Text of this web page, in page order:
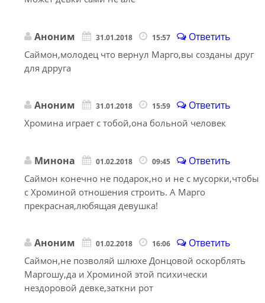
Аноним 31.01.2018 15:57 Ответить
Саймон,молодец что вернул Марго,вы созданы друг
для дрруга
Аноним 31.01.2018 15:59 Ответить
Хромина играет с тобой,она больной человек
Минона 01.02.2018 09:45 Ответить
Саймон конечно не подарок,но и не с мусорки,чтобы
с Хроминой отношения строить. А Марго
прекрасная,любящая девушка!
Аноним 01.02.2018 16:06 Ответить
Саймон,не позволяй шлюхе Донцовой оскорблять
Маргошу,да и Хроминой этой психически
нездоровой девке,заткни рот